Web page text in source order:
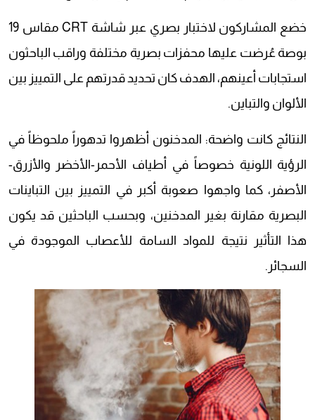
خضع المشاركون لاختبار بصري عبر شاشة CRT مقاس 19
بوصة عُرضت عليها محفزات بصرية مختلفة وراقب الباحثون
استجابات أعينهم، الهدف كان تحديد قدرتهم على التمييز بين
الألوان والتباين.
النتائج كانت واضحة: المدخنون أظهروا تدهوراً ملحوظاً في
الرؤية اللونية خصوصاً في أطياف الأحمر-الأخضر والأزرق-
الأصفر، كما واجهوا صعوبة أكبر في التمييز بين التباينات
البصرية مقارنة بغير المدخنين، وبحسب الباحثين قد يكون
هذا التأثير نتيجة للمواد السامة للأعصاب الموجودة في
السجائر.